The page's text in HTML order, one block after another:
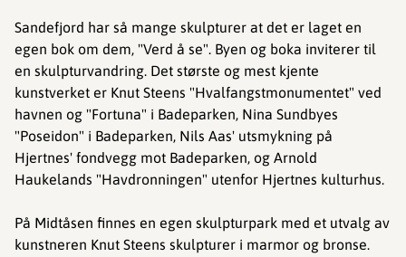
Sandefjord har så mange skulpturer at det er laget en
egen bok om dem, "Verd å se". Byen og boka inviterer til
en skulpturvandring. Det største og mest kjente
kunstverket er Knut Steens "Hvalfangstmonumentet" ved
havnen og "Fortuna" i Badeparken, Nina Sundbyes
"Poseidon" i Badeparken, Nils Aas' utsmykning på
Hjertnes' fondvegg mot Badeparken, og Arnold
Haukelands "Havdronningen" utenfor Hjertnes kulturhus.
På Midtåsen finnes en egen skulpturpark med et utvalg av
kunstneren Knut Steens skulpturer i marmor og bronse.